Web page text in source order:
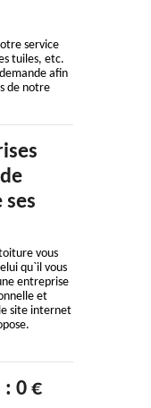
service
tuiles, etc.
afin
de notre
vous
qu`il vous
entreprise
et
site internet
0 €